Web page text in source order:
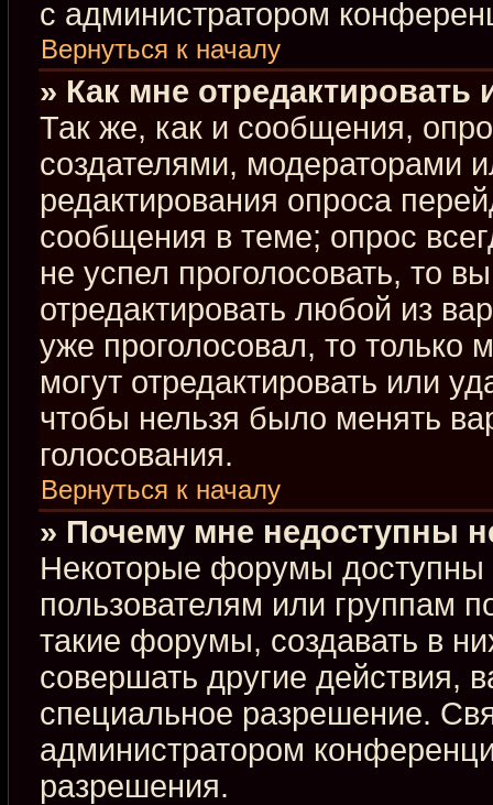
с администратором
Вернуться к началу
» Как мне отредактировать
Так же, как и сообщения,
создателями, модераторами
редактирования опроса
сообщения в теме; опрос
не успел проголосовать, то
отредактировать любой из
уже проголосовал, то
могут отредактировать или
чтобы нельзя было менять
голосования.
Вернуться к началу
» Почему мне недоступны
Некоторые форумы доступны
пользователям или группам
такие форумы, создавать в
совершать другие действия,
специальное разрешение.
администратором
разрешения.